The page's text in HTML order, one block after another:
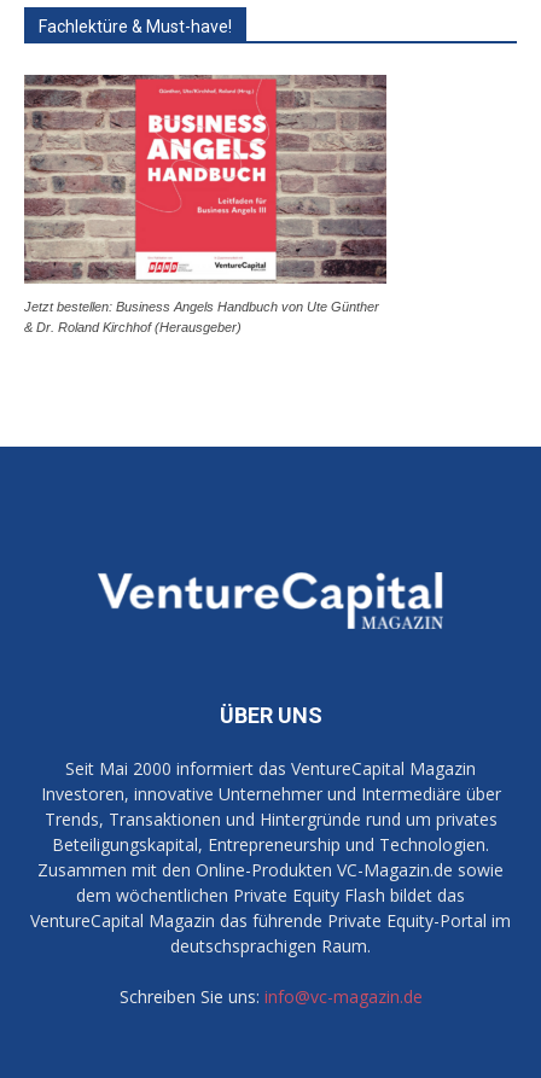
Fachlektüre & Must-have!
Jetzt bestellen: Business Angels Handbuch von Ute Günther
& Dr. Roland Kirchhof (Herausgeber)
ÜBER UNS
Seit Mai 2000 informiert das VentureCapital Magazin
Investoren, innovative Unternehmer und Intermediäre über
Trends, Transaktionen und Hintergründe rund um privates
Beteiligungskapital, Entrepreneurship und Technologien.
Zusammen mit den Online-Produkten VC-Magazin.de sowie
dem wöchentlichen Private Equity Flash bildet das
VentureCapital Magazin das führende Private Equity-Portal im
deutschsprachigen Raum.
Schreiben Sie uns: info@vc-magazin.de